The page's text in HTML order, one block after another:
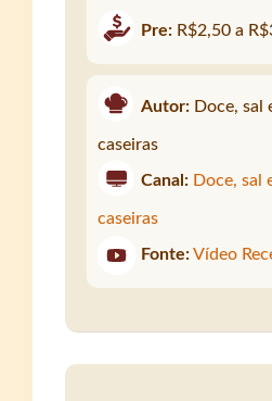
Pre: R$2,50 a
Autor: Doce, sal
caseiras
Canal: Doce, sal
caseiras
Fonte: Vídeo